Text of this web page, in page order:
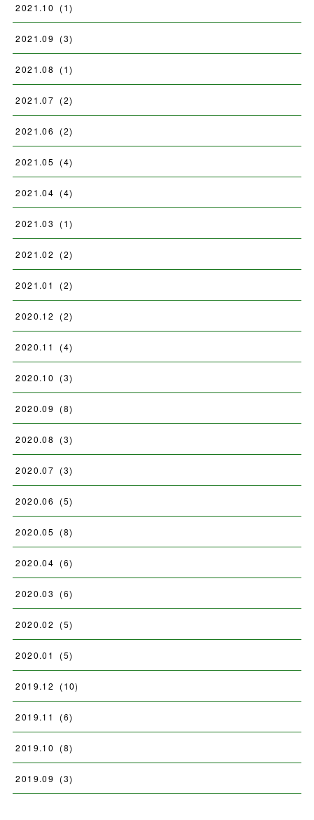
2021 .10 (1)
2021 .09 (3)
2021 .08 (1)
2021 .07 (2)
2021 .06 (2)
2021 .05 (4)
2021 .04 (4)
2021 .03 (1)
2021 .02 (2)
2021 .01 (2)
2020.12 (2)
2020.11 (4)
2020.10 (3)
2020.09 (8)
2020.08 (3)
2020.07 (3)
2020.06 (5)
2020.05 (8)
2020.04 (6)
2020.03 (6)
2020.02 (5)
2020.01 (5)
2019.12 (10)
2019.11 (6)
2019.10 (8)
2019.09 (3)